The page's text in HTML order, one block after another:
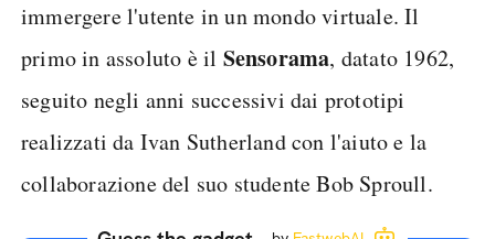
immergere l'utente in un mondo virtuale. Il
primo in assoluto è il Sensorama, datato 1962,
seguito negli anni successivi dai prototipi
realizzati da Ivan Sutherland con l'aiuto e la
collaborazione del suo studente Bob Sproull.